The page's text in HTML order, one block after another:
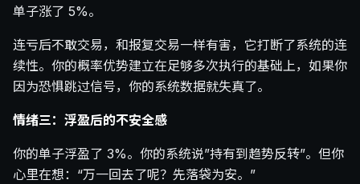
单子涨了 5%。
连亏后不敢交易，和报复交易一样有害，它打断了系统的连
续性。你的概率优势建立在足够多次执行的基础上，如果你
因为恐惧跳过信号，你的系统数据就失真了。
情绪三：浮盈后的不安全感
你的单子浮盈了 3%。你的系统说”持有到趋势反转”。但你
心里在想：“万一回去了呢？先落袋为安。”